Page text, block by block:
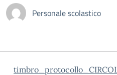
Personale scolastico